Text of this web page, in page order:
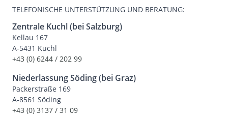
TELEFONISCHE UNTERSTÜTZUNG UND BERATUNG:
Zentrale Kuchl (bei Salzburg)
Kellau 167
A-5431 Kuchl
+43 (0) 6244 / 202 99
Niederlassung Söding (bei Graz)
Packerstraße 169
A-8561 Söding
+43 (0) 3137 / 31 09